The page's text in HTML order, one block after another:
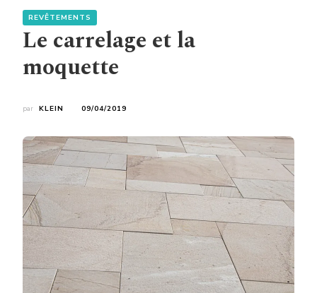
REVÊTEMENTS
Le carrelage et la
moquette
par KLEIN 09/04/2019